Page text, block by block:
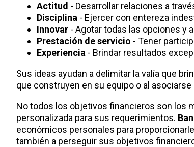
Actitud - Desarrollar relaciones a
Disciplina - Ejercer con entereza
Innovar - Agotar todas las opciones y
Prestación de servicio - Tener
Experiencia - Brindar resultados
Sus ideas ayudan a delimitar la valía que
que construyen en su equipo o al
No todos los objetivos financieros son los
personalizada para sus requerimientos.
económicos personales para
también a perseguir sus objetivos